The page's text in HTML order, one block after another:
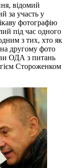
відомий
за участь у
фотографію
під час одного
з тих, хто як
другому фото
ОДА з питань
Стороженком